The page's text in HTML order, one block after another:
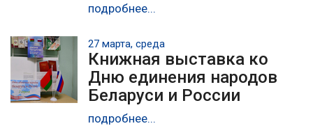
подробнее...
27 марта, среда
Книжная выставка ко
Дню единения народов
Беларуси и России
подробнее...